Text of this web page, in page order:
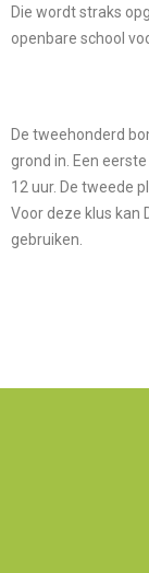
Die wordt straks
openbare school
De tweehonderd
grond in. Een
12 uur. De tweede
Voor deze klus kan
gebruiken.